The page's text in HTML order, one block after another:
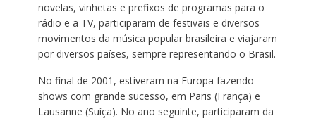
novelas, vinhetas e prefixos de programas para o
rádio e a TV, participaram de festivais e diversos
movimentos da música popular brasileira e viajaram
por diversos países, sempre representando o Brasil.
No final de 2001, estiveram na Europa fazendo
shows com grande sucesso, em Paris (França) e
Lausanne (Suíça). No ano seguinte, participaram da